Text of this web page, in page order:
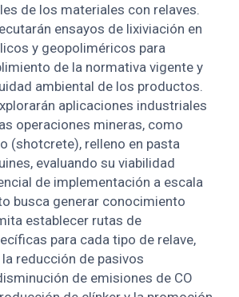
de los materiales con relaves.
ensayos de lixiviación en
y geopoliméricos para
de la normativa vigente y
ambiental de los productos.
aplicaciones industriales
operaciones mineras, como
(shotcrete), relleno en pasta
evaluando su viabilidad
de implementación a escala
busca generar conocimiento
establecer rutas de
para cada tipo de relave,
reducción de pasivos
de emisiones de CO